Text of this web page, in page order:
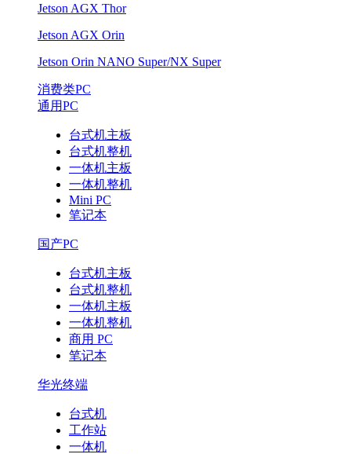
Jetson AGX Thor
Jetson AGX Orin
Jetson Orin NANO Super/NX Super
消费类PC
通用PC
台式机主板
台式机整机
一体机主板
一体机整机
Mini PC
笔记本
国产PC
台式机主板
台式机整机
一体机主板
一体机整机
商用 PC
笔记本
华光终端
台式机
工作站
一体机